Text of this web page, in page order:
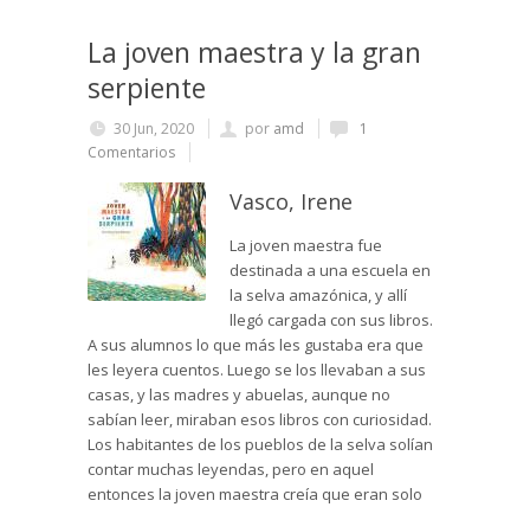
La joven maestra y la gran
serpiente
30 Jun, 2020 por amd
1
Comentarios
Vasco, Irene
La joven maestra fue
destinada a una escuela en
la selva amazónica, y allí
llegó cargada con sus libros.
A sus alumnos lo que más les gustaba era que
les leyera cuentos. Luego se los llevaban a sus
casas, y las madres y abuelas, aunque no
sabían leer, miraban esos libros con curiosidad.
Los habitantes de los pueblos de la selva solían
contar muchas leyendas, pero en aquel
entonces la joven maestra creía que eran solo